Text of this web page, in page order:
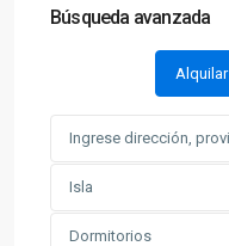
Búsqueda avanzada
Alquilar
Isla
Dormitorios